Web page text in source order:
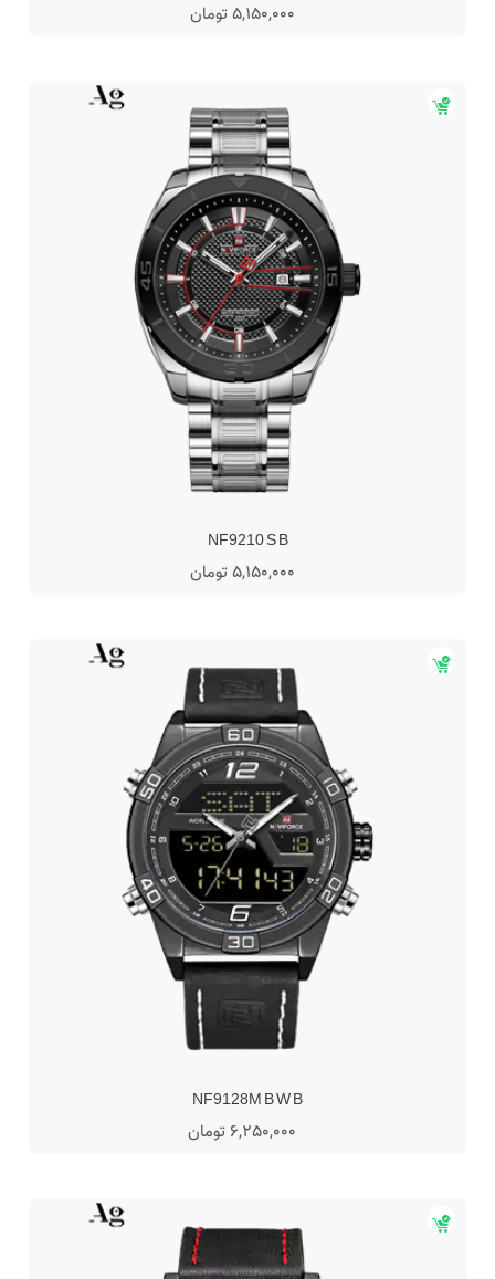
5,150,000 تومان
NF9210 S B
5,150,000 تومان
NF9128M B W B
6,250,000 تومان